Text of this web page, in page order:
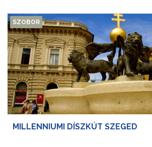
SZOBOR
MILLENNIUMI DÍSZKÚT SZEGED